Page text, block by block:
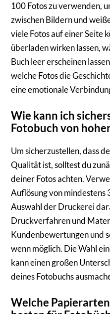
100 Fotos zu verwenden,
zwischen Bildern und
viele Fotos auf einer Seite
überladen wirken lassen,
Buch leer erscheinen
welche Fotos die
eine emotionale
Wie kann ich
Fotobuch von
Um sicherzustellen, dass
Qualität ist, solltest du
deiner Fotos achten.
Auflösung von mindestens
Auswahl der Druckerei
Druckverfahren und
Kundenbewertungen und
wenn möglich. Die Wahl
kann einen großen
deines Fotobuchs
Welche